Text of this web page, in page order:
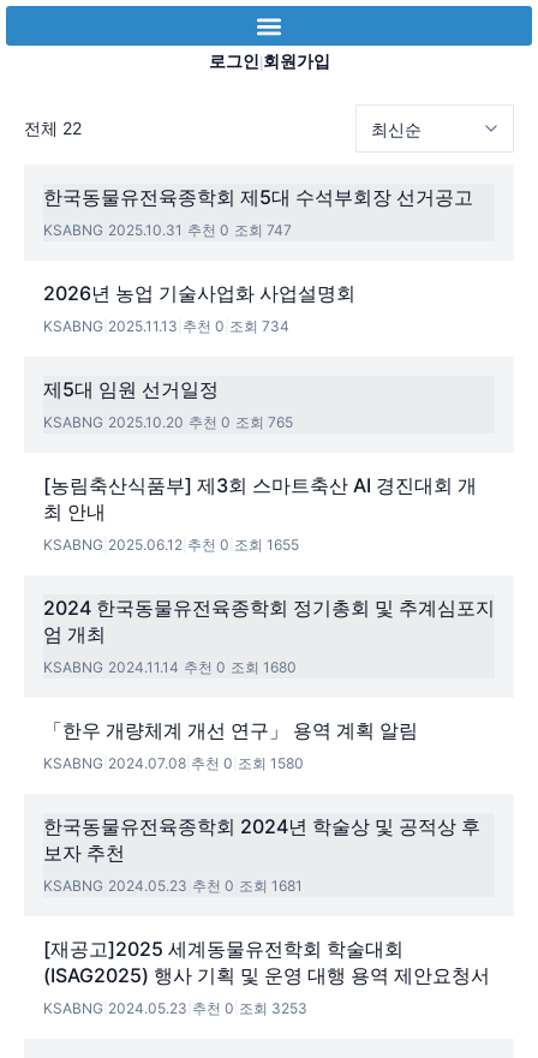
로그인 |회원가입
전체 22
한국동물유전육종학회 제5대 수석부회장 선거공고
KSABNG 2025.10.31 추천 0 조회 747
2026년 농업 기술사업화 사업설명회
KSABNG 2025.11.13 추천 0 조회 734
제5대 임원 선거일정
KSABNG 2025.10.20 추천 0 조회 765
[농림축산식품부] 제3회 스마트축산 AI 경진대회 개
최 안내
KSABNG 2025.06.12 추천 0 조회 1655
2024 한국동물유전육종학회 정기총회 및 추계심포지
엄 개최
KSABNG 2024.11.14 추천 0 조회 1680
「한우 개량체계 개선 연구」 용역 계획 알림
KSABNG 2024.07.08 추천 0 조회 1580
한국동물유전육종학회 2024년 학술상 및 공적상 후
보자 추천
KSABNG 2024.05.23 추천 0 조회 1681
[재공고]2025 세계동물유전학회 학술대회
(ISAG2025) 행사 기획 및 운영 대행 용역 제안요청서
KSABNG 2024.05.23 추천 0 조회 3253